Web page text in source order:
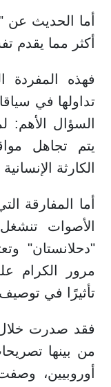
أما الحديث عن
أكثر مما يقدم
فهذه المفردة
تداولها في
السؤال الأهم:
يتم تجاهل
الكارثة
أما المفارقة
الأصوات
"دحلانستان"
مرور الكرام
تأثيرًا في
فقد صدرت
من بينها
أوروبيين،